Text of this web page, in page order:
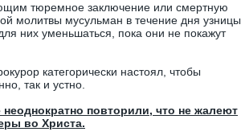
тюремное заключение или смертную
молитвы мусульман в течение дня узницы
них уменьшаться, пока они не покажут
категорически настоял, чтобы
так и устно.
повторили, что не жалеют
во Христа.